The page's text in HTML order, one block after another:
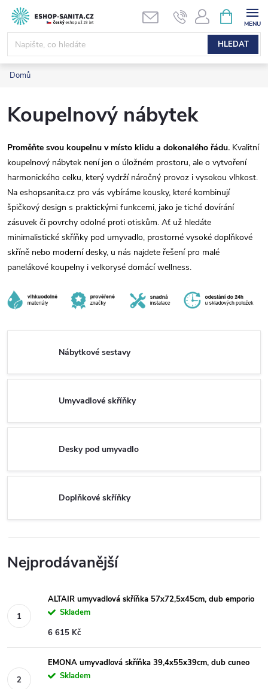
Přejít
obsah
HLEDAT
NÁKUPNÍ
KOŠÍK
Domů
Koupelnový nábytek
Proměňte svou koupelnu v místo klidu a dokonalého řádu. Kvalitní
koupelnový nábytek není jen o úložném prostoru, ale o vytvoření
harmonického celku, který vydrží náročný provoz i vysokou vlhkost.
Na eshopsanita.cz pro vás vybíráme kousky, které kombinují
špičkový design s praktickými funkcemi, jako je tiché dovírání
zásuvek či povrchy odolné proti otiskům. Ať už hledáte
minimalistické skříňky pod umyvadlo, prostorné vysoké doplňkové
skříně nebo moderní desky, u nás najdete řešení pro malé
panelákové koupelny i velkorysé domácí wellness.
Nábytkové sestavy
Umyvadlové skříňky
Desky pod umyvadlo
Doplňkové skříňky
Nejprodávanější
ALTAIR umyvadlová skříňka 57x72,5x45cm, dub emporio
Skladem
6 615 Kč
EMONA umyvadlová skříňka 39,4x55x39cm, dub cuneo
Skladem